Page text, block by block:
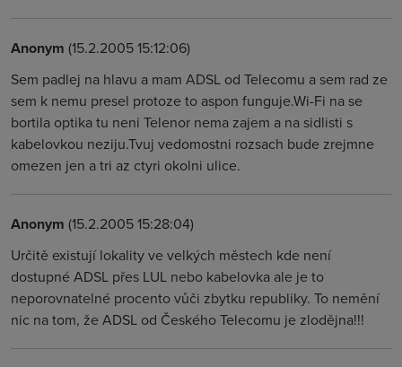
Anonym (15.2.2005 15:12:06)
Sem padlej na hlavu a mam ADSL od Telecomu a sem rad ze
sem k nemu presel protoze to aspon funguje.Wi-Fi na se
bortila optika tu neni Telenor nema zajem a na sidlisti s
kabelovkou neziju.Tvuj vedomostni rozsach bude zrejmne
omezen jen a tri az ctyri okolni ulice.
Anonym (15.2.2005 15:28:04)
Určitě existují lokality ve velkých městech kde není
dostupné ADSL přes LUL nebo kabelovka ale je to
neporovnatelné procento vůči zbytku republiky. To nemění
nic na tom, že ADSL od Českého Telecomu je zlodějna!!!